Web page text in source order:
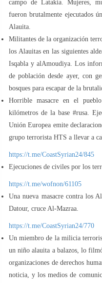
campo de Latakia. Mujeres,
fueron brutalmente ejecutados
Alauita.
Militantes de la organización
los Alauitas en las siguientes
Isqabla y alAmoudiya. Los
de población desde ayer, con
bosques para escapar de la
kilómetros de la base #rusa.
Unión Europea emite
grupo terrorista HTS a llevar a
https://t.me/CoastSyrian24/845
Ejecuciones de civiles por los
https://t.me/wofnon/61105
Una nueva masacre contra los
Datour, cruce Al-Mazraa.
https://t.me/CoastSyrian24/770
Un miembro de la milicia
un niño alauita a balazos, lo
organizaciones de derechos
noticia, y los medios de